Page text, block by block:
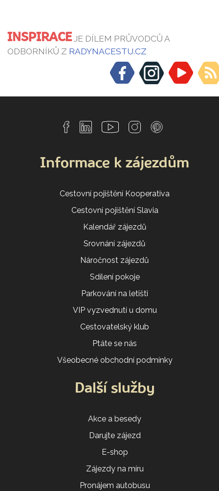
INSPIRACEJE DÍLEM PRŮVODCŮ A
ODBORNÍKŮ Z RADYNACESTU.CZ
Informace k zájezdům
Cestovní pojištění Kooperativa
Cestovní pojištění Slavia
Kalendář zájezdů
Srovnání zájezdů
Náročnost zájezdů
Sdílení pokoje
Parkování na letišti
VIP vyzvednutí u domu
Cestovatelský klub
Ptáte se nás
Všeobecné obchodní podmínky
Další služby
Akce a besedy
Darujte zájezd
E-shop
Zájezdy na míru
Pronájem autobusu